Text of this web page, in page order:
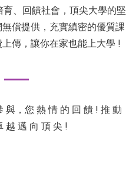
育、回饋社會，頂尖大學的堅
償提供，充實縝密的優質課
傳，讓你在家也能上大學 !
與，您 熱 情 的 回 饋 ! 推 動
越 邁 向 頂 尖 !